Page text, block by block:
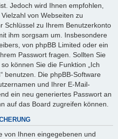
Jedoch wird Ihnen empfohlen,
von Webseiten zu
Schlüssel zu Ihrem Benutzerkonto
ihm sorgsam um. Insbesondere
von phpBB Limited oder ein
Passwort fragen. Sollten Sie
können Sie die Funktion „Ich
benutzen. Die phpBB-Software
und Ihrer E-Mail-
ein neu generiertes Passwort an
auf das Board zugreifen können.
von Ihnen eingegebenen und